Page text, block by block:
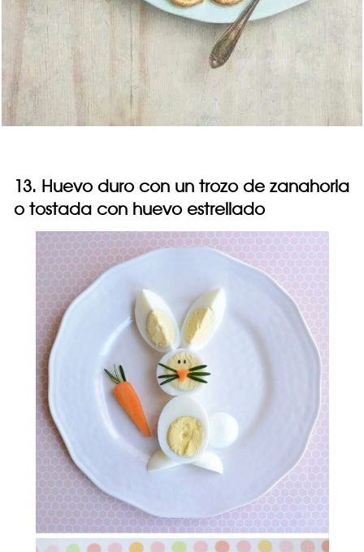
13. Huevo duro con un trozo de zanahoria
o tostada con huevo estrellado